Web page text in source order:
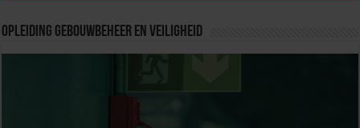
Opleiding Gebouwbeheer en veiligheid